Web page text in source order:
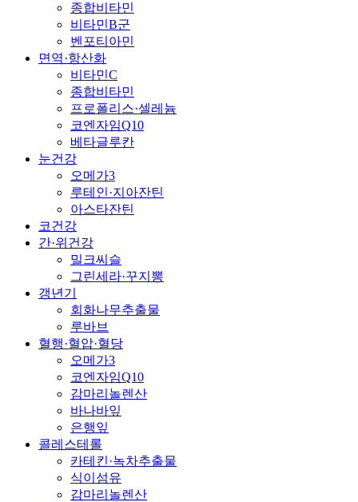
종합비타민
비타민B군
벤포티아민
면역·항산화
비타민C
종합비타민
프로폴리스·셀레늄
코엔자임Q10
베타글루칸
눈건강
오메가3
루테인·지아잔틴
아스타잔틴
코건강
간·위건강
밀크씨슬
그린세라·꾸지뽕
갱년기
회화나무추출물
루바브
혈행·혈압·혈당
오메가3
코엔자임Q10
감마리놀렌산
바나바잎
은행잎
콜레스테롤
카테킨·녹차추출물
식이섬유
감마리놀렌산